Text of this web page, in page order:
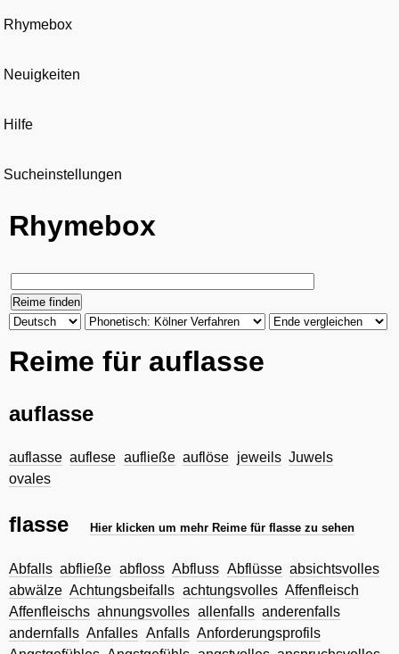
Rhymebox
Neuigkeiten
Hilfe
Sucheinstellungen
Rhymebox
Reime für auflasse
auflasse
auflasse auflese aufließe auflöse jeweils Juwels
ovales
flasse Hier klicken um mehr Reime für flasse zu sehen
Abfalls abfließe abfloss Abfluss Abflüsse absichtsvolles
abwälze Achtungsbeifalls achtungsvolles Affenfleisch
Affenfleischs ahnungsvolles allenfalls anderenfalls
andernfalls Anfalles Anfalls Anforderungsprofils